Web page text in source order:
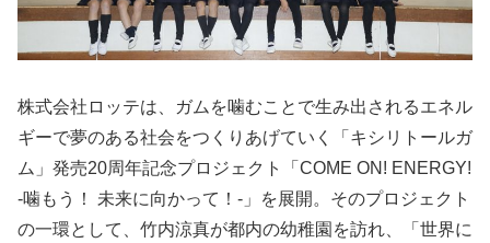
株式会社ロッテは、ガムを噛むことで生み出されるエネル
ギーで夢のある社会をつくりあげていく「キシリトールガ
ム」発売20周年記念プロジェクト「COME ON! ENERGY!
-噛もう！ 未来に向かって！-」を展開。そのプロジェクト
の一環として、竹内涼真が都内の幼稚園を訪れ、「世界に